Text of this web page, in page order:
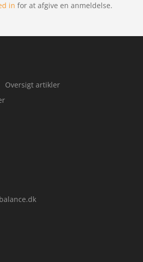
in for at afgive en anmeldelse.
Oversigt artikler